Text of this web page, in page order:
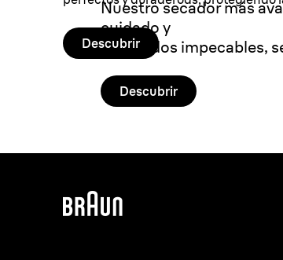
Nuestro secador más
cuidado y
resultados impecables,
Descubrir
Descubrir